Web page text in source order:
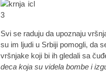
Svi se raduju da upoznaju
su im ljudi u Srbiji pomogli, da
vršnjake koji bi ih gledali sa
deca koja su videla bombe i